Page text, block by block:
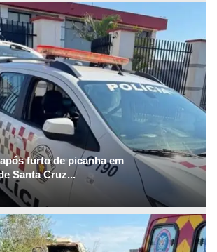
furto de picanha em
Santa Cruz...